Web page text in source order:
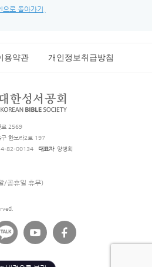
으로 돌아가기.
용약관 개인정보취급방침
로 2569
한보라2로 197
82-00134 대표자 양병희
/공휴일 휴무)